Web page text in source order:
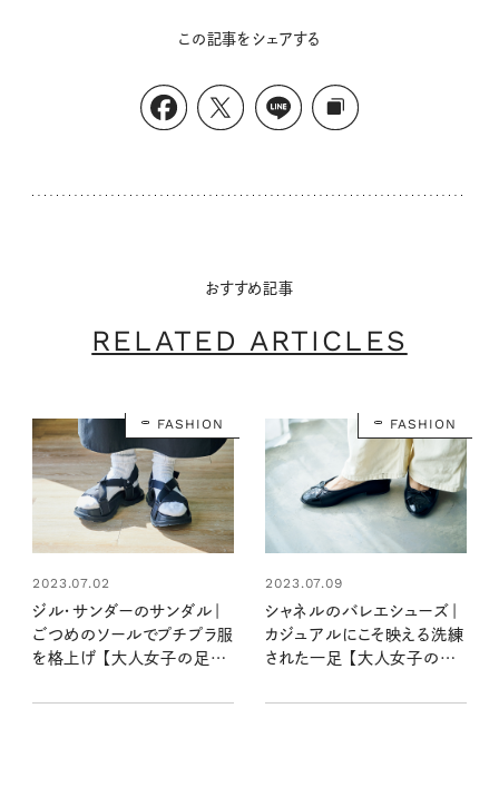
この記事をシェアする
おすすめ記事
RELATED ARTICLES
FASHION
2023.07.02
ジル・サンダーのサンダル｜
ごつめのソールでプチプラ服
を格上げ 【大人女子の足も
FASHION
2023.07.09
シャネルのバレエシューズ｜
カジュアルにこそ映える洗練
された一足 【大人女子の足